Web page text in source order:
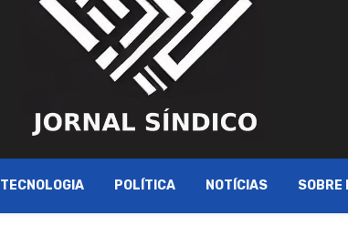
TECNOLOGIA POLÍTICA NOTÍCIAS SOBRE